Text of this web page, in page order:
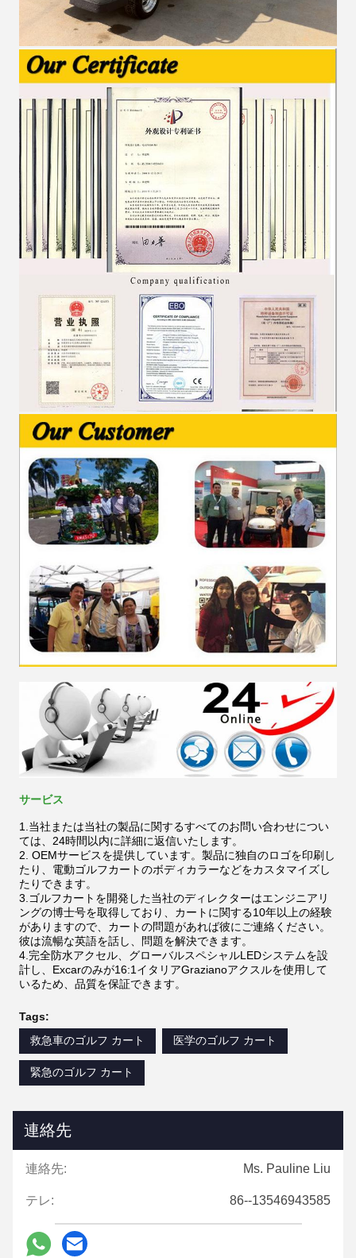
サービス
1.当社または当社の製品に関するすべてのお問い合わせについ
ては、24時間以内に詳細に返信いたします。
2. OEMサービスを提供しています。製品に独自のロゴを印刷し
たり、電動ゴルフカートのボディカラーなどをカスタマイズし
たりできます。
3.ゴルフカートを開発した当社のディレクターはエンジニアリ
ングの博士号を取得しており、カートに関する10年以上の経験
がありますので、カートの問題があれば彼にご連絡ください。
彼は流暢な英語を話し、問題を解決できます。
4.完全防水アクセル、グローバルスペシャルLEDシステムを設
計し、Excarのみが16:1イタリアGrazianoアクスルを使用して
いるため、品質を保証できます。
Tags:
救急車のゴルフ カート
医学のゴルフ カート
緊急のゴルフ カート
連絡先
連絡先: Ms. Pauline Liu
テレ: 86--13546943585